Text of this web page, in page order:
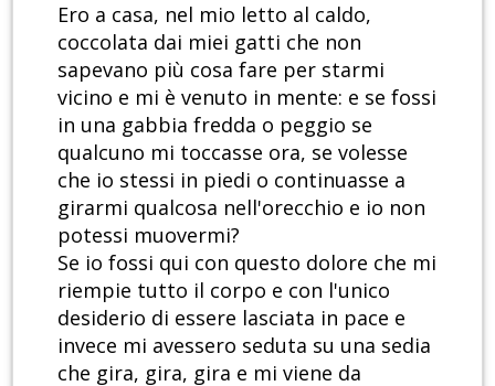
Ero a casa, nel mio letto al caldo,
coccolata dai miei gatti che non
sapevano più cosa fare per starmi
vicino e mi è venuto in mente: e se fossi
in una gabbia fredda o peggio se
qualcuno mi toccasse ora, se volesse
che io stessi in piedi o continuasse a
girarmi qualcosa nell'orecchio e io non
potessi muovermi?
Se io fossi qui con questo dolore che mi
riempie tutto il corpo e con l'unico
desiderio di essere lasciata in pace e
invece mi avessero seduta su una sedia
che gira, gira, gira e mi viene da